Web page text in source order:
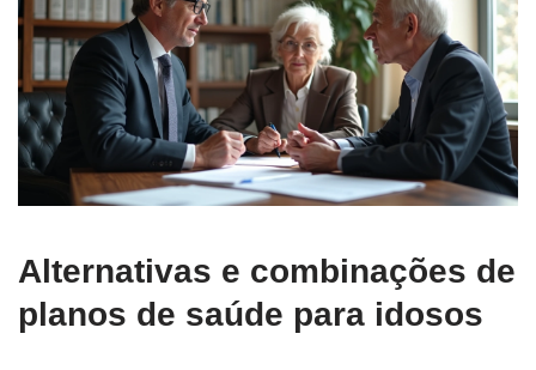
Alternativas e combinações de
planos de saúde para idosos